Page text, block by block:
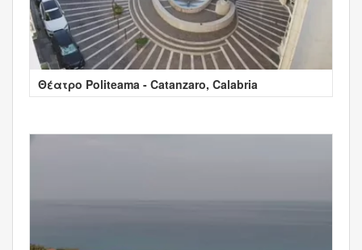
Θέατρο Politeama - Catanzaro, Calabria